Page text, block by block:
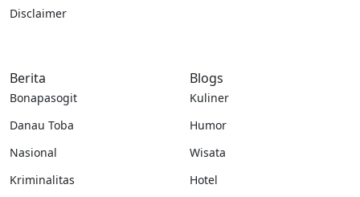
Disclaimer
Berita
Bonapasogit
Danau Toba
Nasional
Kriminalitas
Blogs
Kuliner
Humor
Wisata
Hotel